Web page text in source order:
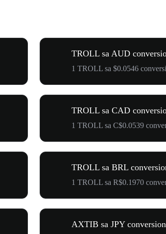
TROLL sa AUD
1 TROLL sa $0.0546
TROLL sa CAD
1 TROLL sa C$0.0539
TROLL sa BRL
1 TROLL sa R$0.1970
AXTIB sa JPY conversion